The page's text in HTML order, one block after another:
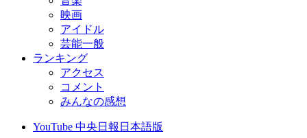
映画
アイドル
芸能一般
ランキング
アクセス
コメント
みんなの感想
YouTube 中央日報日本語版